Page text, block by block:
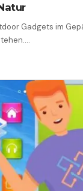
Gadgets im